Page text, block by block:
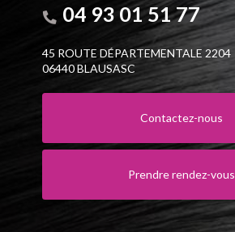
04 93 01 51 77
45 ROUTE DÉPARTEMENTALE 2204
06440 BLAUSASC
Contactez-nous
Prendre rendez-vous